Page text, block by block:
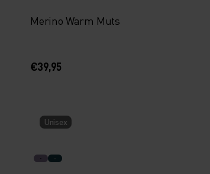
Merino Warm Muts
€39,95
Unisex